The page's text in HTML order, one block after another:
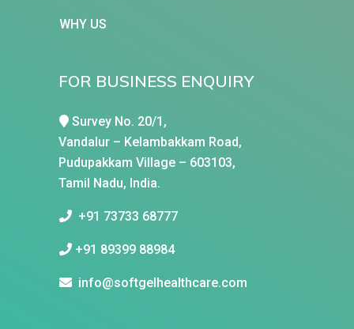
WHY US
FOR BUSINESS ENQUIRY
Survey No. 20/1,
Vandalur – Kelambakkam Road,
Pudupakkam Village – 603103,
Tamil Nadu, India.
+91 73733 68777
+91 89399 88984
info@softgelhealthcare.com